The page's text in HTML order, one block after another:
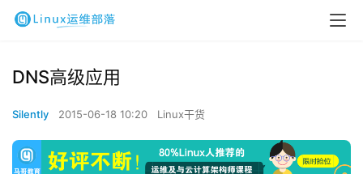
DNS高级应用
Silently 2015-06-18 10:20 Linux干货